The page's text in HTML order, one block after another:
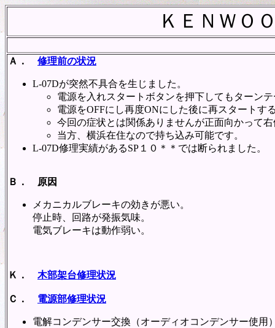
ＫＥＮＷＯ
Ａ． 修理前の状況
L-07Dが突然不具合を生じました。
電源を入れスタートボタンを押下してもターン
電源をOFFにし再度ONにした後に再スタートす
今回の症状とは関係ありませんが正面向かって
当方、横浜在住なので持ち込み可能です。
L-07D修理実績があるSP１０＊＊では断られました。
Ｂ． 原因
メカニカルブレーキの効きが悪い。
停止時、回路が発振気味。
電気ブレーキは動作弱い。
Ｋ． 木部架台修理状況
Ｃ． 電源部修理状況
電解コンデンサー交換（オーディオコンデンサー使用